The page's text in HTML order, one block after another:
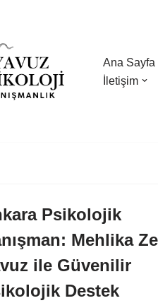
Ana Sayfa
İletişim
Psikolojik
Mehlika
ile Güvenilir
Destek